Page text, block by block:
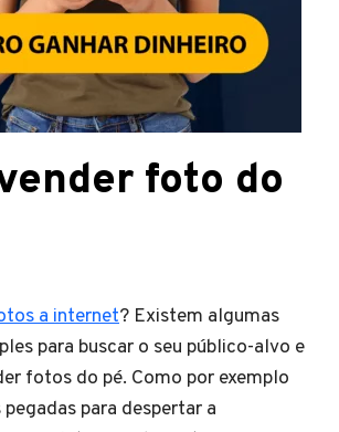
foto do
a internet? Existem algumas
para buscar o seu público-alvo e
fotos do pé. Como por exemplo
para despertar a